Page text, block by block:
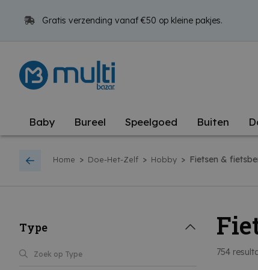
Gratis verzending vanaf €50 op kleine pakjes.
Baby Bureel Speelgoed Buiten
Home > Doe-Het-Zelf > Hobby > Fietsen &
Type
754